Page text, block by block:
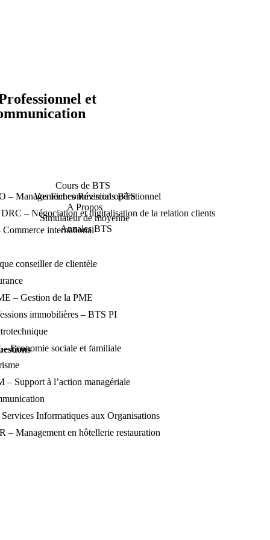
Cours de BTS
– Management commercial opérationnel
– Négociation et digitalisation de la relation clients
international
conseiller de clientèle
– Gestion de la PME
immobilières – BTS PI
Economie sociale et familiale
– Support à l’action managériale
Informatiques aux Organisations
– Management en hôtellerie restauration
Vos Fiches Révisions BTS
A Propos
Simulateur de moyenne
Annales BTS
et